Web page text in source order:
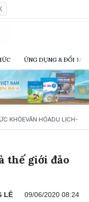
ỨNG DỤNG & ĐỔI
KHỎEVĂN HÓADU LỊCH-
thế giới đảo
LÊ 09/06/2020 08:24